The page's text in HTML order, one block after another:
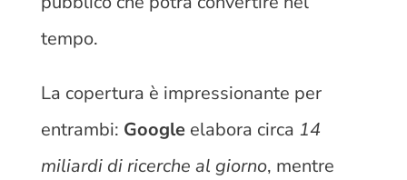
tempo.
La copertura è impressionante per
entrambi: Google elabora circa 14
miliardi di ricerche al giorno, mentre